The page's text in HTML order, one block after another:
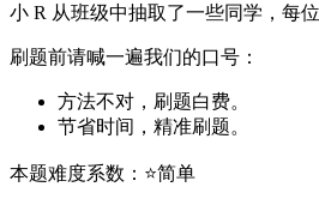
小 R 从班级中抽取了一些同学，每
刷题前请喊一遍我们的口号：
方法不对，刷题白费。
节省时间，精准刷题。
本题难度系数：⭐简单